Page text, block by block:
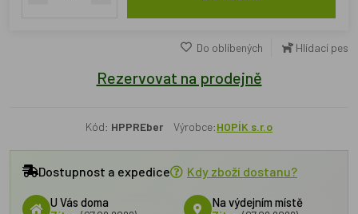
Do oblíbených Hlídací pes
Rezervovat na prodejně
Kód: HPPREber Výrobce:HOPÍK s.r.o
Dostupnost a expedice Kdy zboží dostanu?
U Vás doma
Na výdejním místě